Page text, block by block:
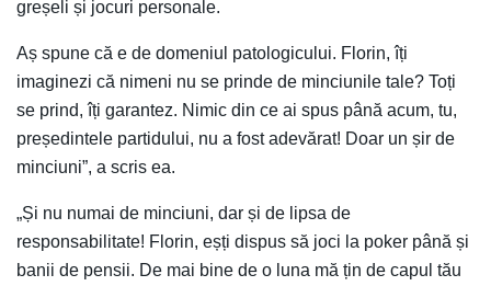
greșeli și jocuri personale.
Aș spune că e de domeniul patologicului. Florin, îți
imaginezi că nimeni nu se prinde de minciunile tale? Toți
se prind, îți garantez. Nimic din ce ai spus până acum, tu,
președintele partidului, nu a fost adevărat! Doar un șir de
minciuni”, a scris ea.
„Și nu numai de minciuni, dar și de lipsa de
responsabilitate! Florin, eșți dispus să joci la poker până și
banii de pensii. De mai bine de o luna mă țin de capul tău